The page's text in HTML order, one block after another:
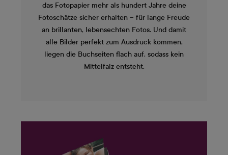
das Fotopapier mehr als hundert Jahre deine
Fotoschätze sicher erhalten – für lange Freude
an brillanten, lebensechten Fotos. Und damit
alle Bilder perfekt zum Ausdruck kommen,
liegen die Buchseiten flach auf, sodass kein
Mittelfalz entsteht.